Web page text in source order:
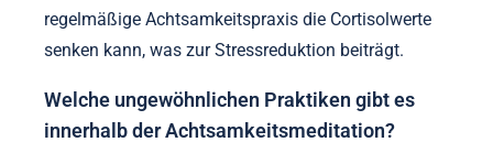
regelmäßige Achtsamkeitspraxis die Cortisolwerte
senken kann, was zur Stressreduktion beiträgt.
Welche ungewöhnlichen Praktiken gibt es
innerhalb der Achtsamkeitsmeditation?